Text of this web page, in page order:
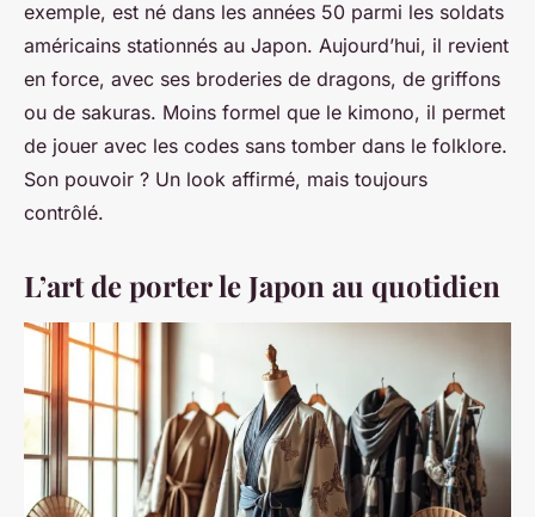
exemple, est né dans les années 50 parmi les soldats
américains stationnés au Japon. Aujourd’hui, il revient
en force, avec ses broderies de dragons, de griffons
ou de sakuras. Moins formel que le kimono, il permet
de jouer avec les codes sans tomber dans le folklore.
Son pouvoir ? Un look affirmé, mais toujours
contrôlé.
L’art de porter le Japon au quotidien